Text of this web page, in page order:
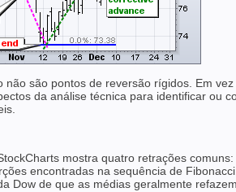
são pontos de reversão rígidos. Em
da análise técnica para identificar ou
mostra quatro retrações
encontradas na sequência de
Dow de que as médias geralmente